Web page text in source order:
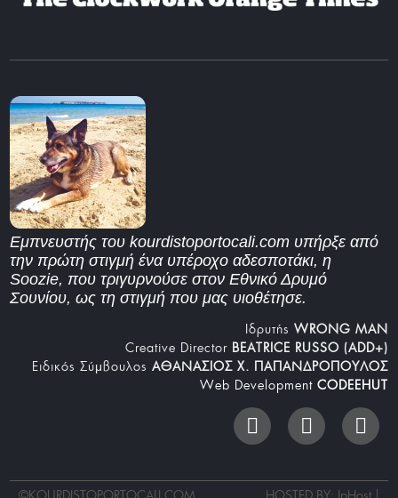
Εμπνευστής του kourdistoportocali.com υπήρξε από
την πρώτη στιγμή ένα υπέροχο αδεσποτάκι, η
Soozie, που τριγυρνούσε στον Εθνικό Δρυμό
Σουνίου, ως τη στιγμή που μας υιοθέτησε.
Iδρυτής WRONG MAN
Creative Director BEATRICE RUSSO (ADD+)
Ειδικός Σύμβουλος ΑΘΑΝΑΣΙΟΣ Χ. ΠΑΠΑΝΔΡΟΠΟΥΛΟΣ
Web Development CODEEHUT